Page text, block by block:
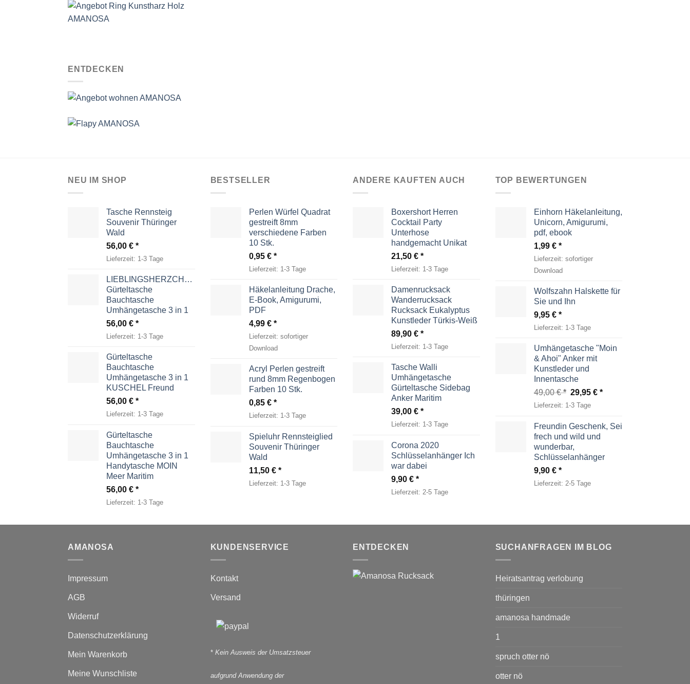
ENTDECKEN
NEU IM SHOP
Tasche Rennsteig
Souvenir Thüringer
Wald
56,00 €
Lieferzeit: 1-3 Tage
LIEBLINGSHERZCHEN
Gürteltasche
Bauchtasche
Umhängetasche 3 in 1
56,00 €
Lieferzeit: 1-3 Tage
Gürteltasche
Bauchtasche
Umhängetasche 3 in 1
KUSCHEL Freund
56,00 €
Lieferzeit: 1-3 Tage
Gürteltasche
Bauchtasche
Umhängetasche 3 in 1
Handytasche MOIN
Meer Maritim
56,00 €
Lieferzeit: 1-3 Tage
BESTSELLER
Perlen Würfel Quadrat
gestreift 8mm
verschiedene Farben
10 Stk.
0,95 €
Lieferzeit: 1-3 Tage
Häkelanleitung Drache,
E-Book, Amigurumi,
PDF
4,99 €
Lieferzeit: sofortiger
Download
Acryl Perlen gestreift
rund 8mm Regenbogen
Farben 10 Stk.
0,85 €
Lieferzeit: 1-3 Tage
Spieluhr Rennsteiglied
Souvenir Thüringer
Wald
11,50 €
Lieferzeit: 1-3 Tage
ANDERE KAUFTEN AUCH
Boxershort Herren
Cocktail Party
Unterhose
handgemacht Unikat
21,50 €
Lieferzeit: 1-3 Tage
Damenrucksack
Wanderrucksack
Rucksack Eukalyptus
Kunstleder Türkis-Weiß
89,90 €
Lieferzeit: 1-3 Tage
Tasche Walli
Umhängetasche
Gürteltasche Sidebag
Anker Maritim
39,00 €
Lieferzeit: 1-3 Tage
Corona 2020
Schlüsselanhänger Ich
war dabei
9,90 €
Lieferzeit: 2-5 Tage
TOP BEWERTUNGEN
Einhorn Häkelanleitung,
Unicorn, Amigurumi,
pdf, ebook
1,99 €
Lieferzeit: sofortiger
Download
Wolfszahn Halskette für
Sie und Ihn
9,95 €
Lieferzeit: 1-3 Tage
Umhängetasche "Moin
& Ahoi" Anker mit
Kunstleder und
Innentasche
49,00€
Ursprünglicher
Preis
49,00 €
29,95€ Aktueller
29,95 €.
Lieferzeit: 1-3 Tage
Freundin Geschenk, Sei
frech und wild und
wunderbar,
Schlüsselanhänger
9,90 €
Lieferzeit: 2-5 Tage
AMANOSA
Impressum
AGB
Widerruf
Datenschutzerklärung
Mein Warenkorb
Meine Wunschliste
KUNDENSERVICE
Kontakt
Versand
* Kein Ausweis der Umsatzsteuer
aufgrund Anwendung der
ENTDECKEN SUCHANFRAGEN IM BLOG
Heiratsantrag verlobung
thüringen
amanosa handmade
1
spruch otter nö
otter nö